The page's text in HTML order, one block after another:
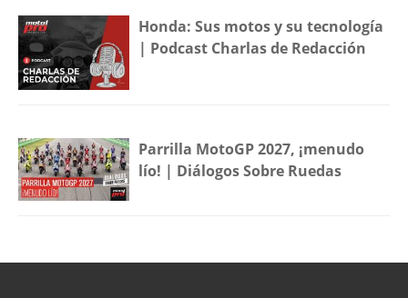
Honda: Sus motos y su tecnología
| Podcast Charlas de Redacción
Parrilla MotoGP 2027, ¡menudo
lío! | Diálogos Sobre Ruedas